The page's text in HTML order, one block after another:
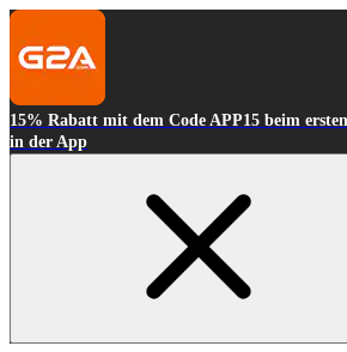
15% Rabatt mit dem Code APP15 beim
in der App